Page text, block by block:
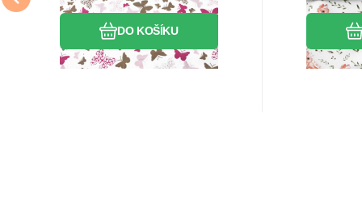
DO KOŠÍKU
dospělé i
oživte